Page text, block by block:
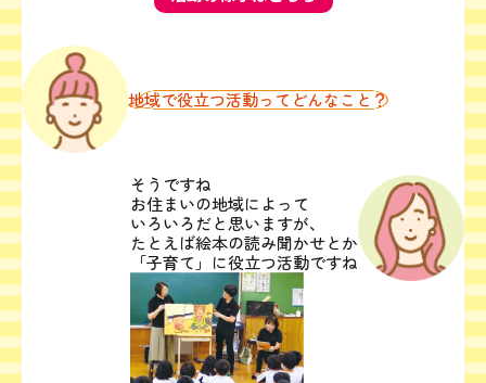
地域で役立つ活動ってどんなこと？
そうですね
お住まいの地域によって
いろいろだと思いますが、
たとえば絵本の読み聞かせとか
「子育て」に役立つ活動ですね